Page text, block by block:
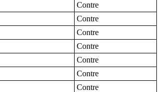
Contre
Contre
Contre
Contre
Contre
Contre
Contre